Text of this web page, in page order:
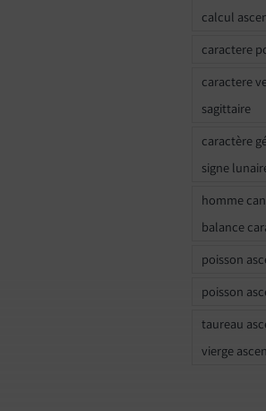
calcul
caractere
caractere
sagittaire
caractère
signe
homme
balance
poisson
poisson
taureau
vierge